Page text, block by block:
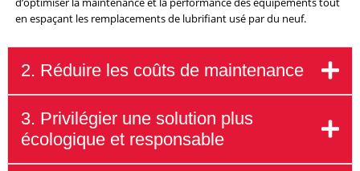
en espaçant les remplacements de lubrifiant usé par du neuf.
2. Réduire les coûts de maintenance
3. Privilégier une solution plus
écologique et responsable